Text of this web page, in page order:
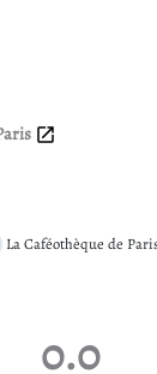
La Caféothèque de
0.0